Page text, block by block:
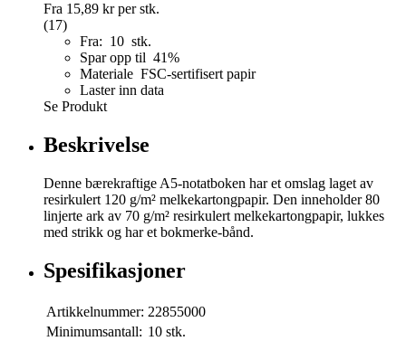
Fra 15,89 krper stk.
(17)
Fra: 10 stk.
Spar opp til 41%
Materiale FSC-sertifisert papir
Laster inn data
Se Produkt
Beskrivelse
Denne bærekraftige A5-notatboken har et omslag laget av
resirkulert 120 g/m² melkekartongpapir. Den inneholder 80
linjerte ark av 70 g/m² resirkulert melkekartongpapir, lukkes
med strikk og har et bokmerke-bånd.
Spesifikasjoner
Artikkelnummer: 22855000
Minimumsantall: 10 stk.